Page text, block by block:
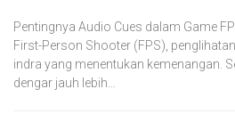
Pentingnya Audio Cues dalam Game
First-Person Shooter (FPS),
indra yang menentukan kemenangan.
dengar jauh lebih…